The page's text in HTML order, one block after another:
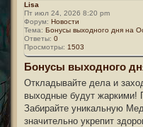
Lisa
Пт июл 24, 2026 8:20 pm
Форум: Новости
Тема: Бонусы выходного дня на
Ответы: 0
Просмотры: 1503
Бонусы выходного
Откладывайте дела и
выходные будут жаркими!
Забирайте уникальную
значительно укрепит